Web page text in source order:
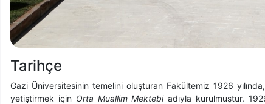
Tarihçe
Gazi Üniversitesinin temelini oluşturan Fakültemiz 1926
yetiştirmek için Orta Muallim Mektebiadıyla kurulmuştur.